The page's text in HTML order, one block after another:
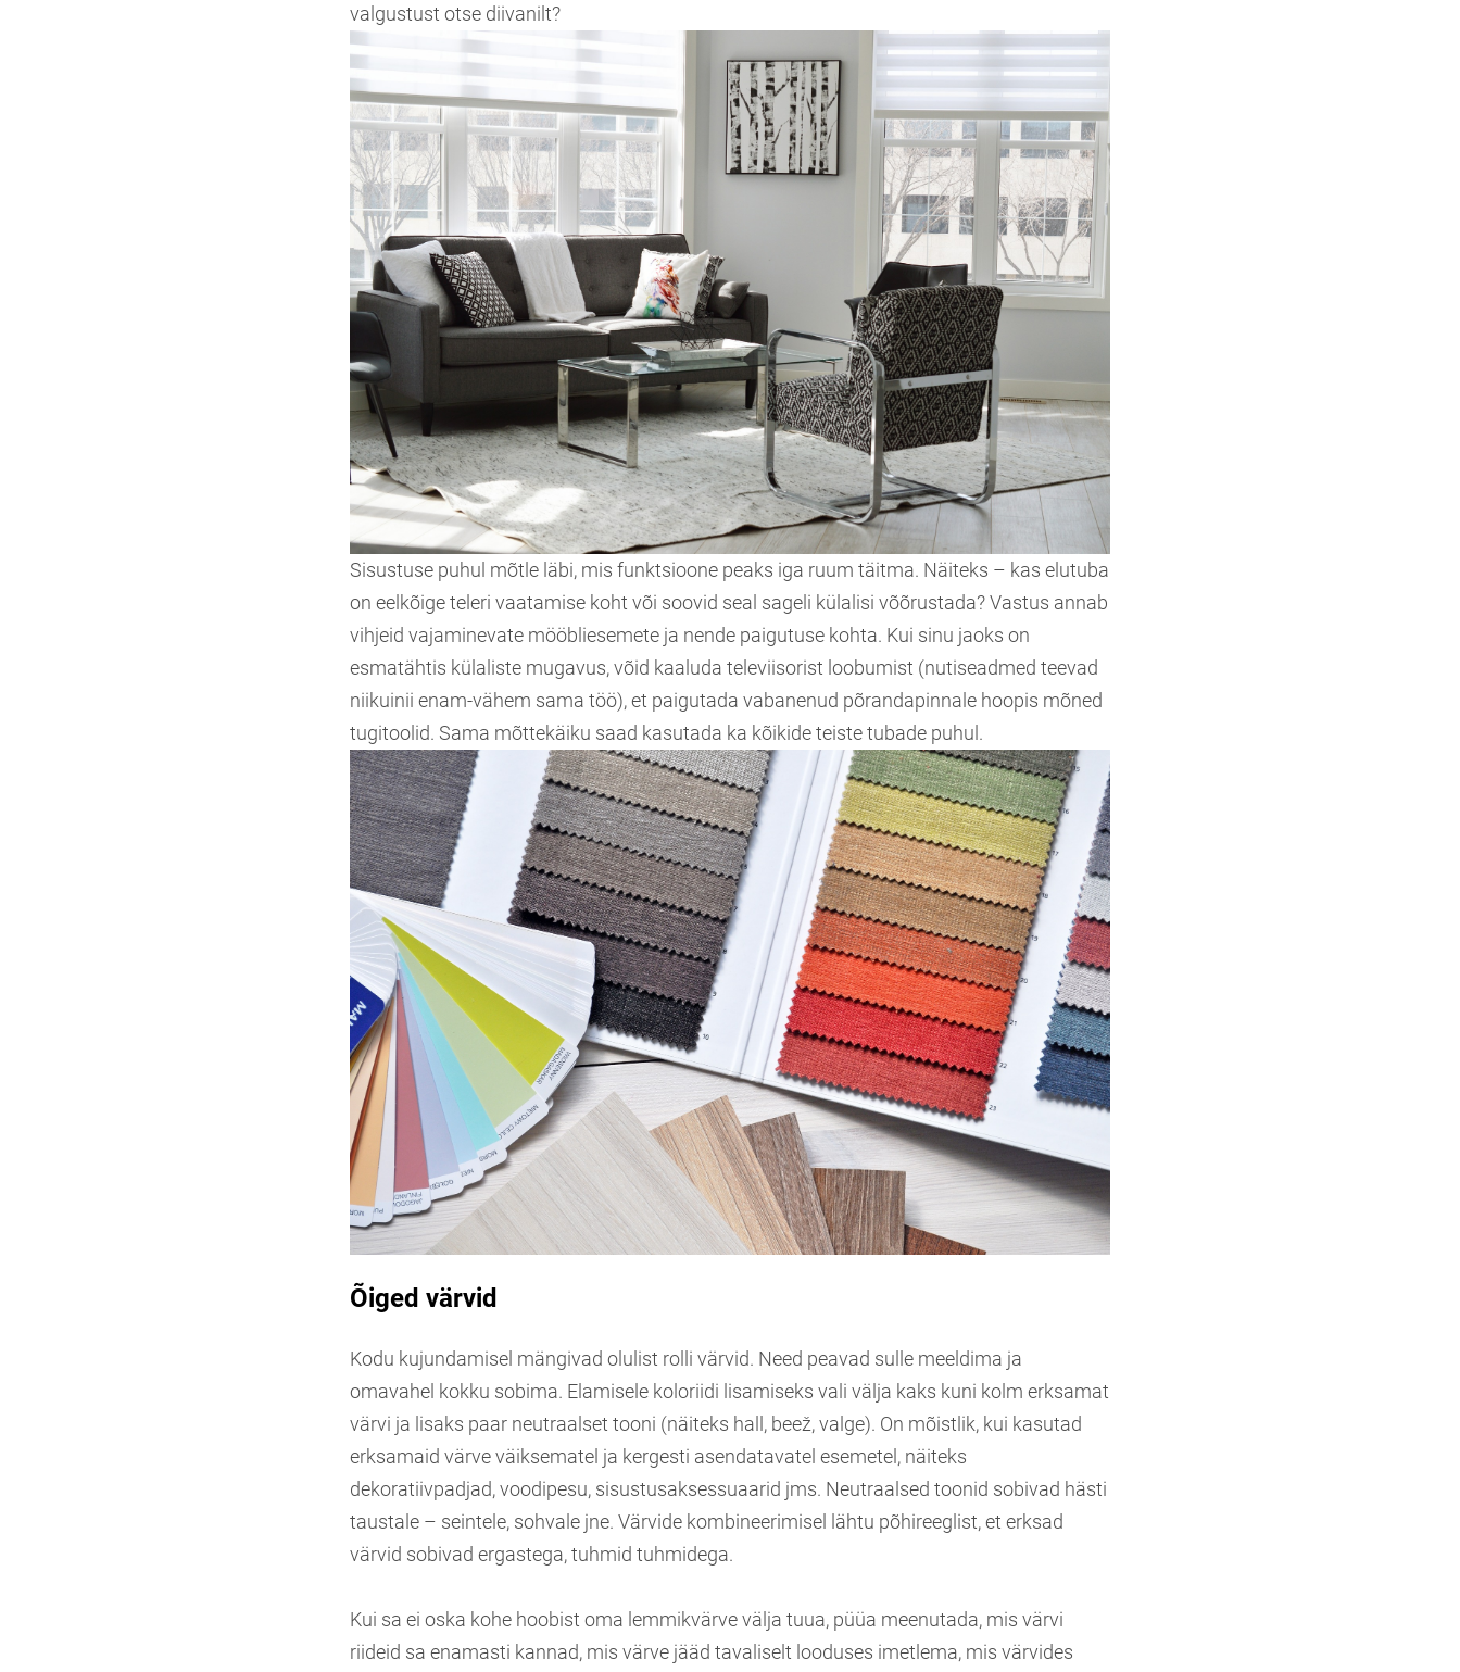
valgustust otse diivanilt?
Sisustuse puhul mõtle läbi, mis funktsioone peaks iga ruum täitma. Näiteks – kas elutuba
on eelkõige teleri vaatamise koht või soovid seal sageli külalisi võõrustada? Vastus annab
vihjeid vajaminevate mööbliesemete ja nende paigutuse kohta. Kui sinu jaoks on
esmatähtis külaliste mugavus, võid kaaluda televiisorist loobumist (nutiseadmed teevad
niikuinii enam-vähem sama töö), et paigutada vabanenud põrandapinnale hoopis mõned
tugitoolid. Sama mõttekäiku saad kasutada ka kõikide teiste tubade puhul.
Õiged värvid
Kodu kujundamisel mängivad olulist rolli värvid. Need peavad sulle meeldima ja
omavahel kokku sobima. Elamisele koloriidi lisamiseks vali välja kaks kuni kolm erksamat
värvi ja lisaks paar neutraalset tooni (näiteks hall, beež, valge). On mõistlik, kui kasutad
erksamaid värve väiksematel ja kergesti asendatavatel esemetel, näiteks
dekoratiivpadjad, voodipesu, sisustusaksessuaarid jms. Neutraalsed toonid sobivad hästi
taustale – seintele, sohvale jne. Värvide kombineerimisel lähtu põhireeglist, et erksad
värvid sobivad ergastega, tuhmid tuhmidega.
Kui sa ei oska kohe hoobist oma lemmikvärve välja tuua, püüa meenutada, mis värvi
riideid sa enamasti kannad, mis värve jääd tavaliselt looduses imetlema, mis värvides